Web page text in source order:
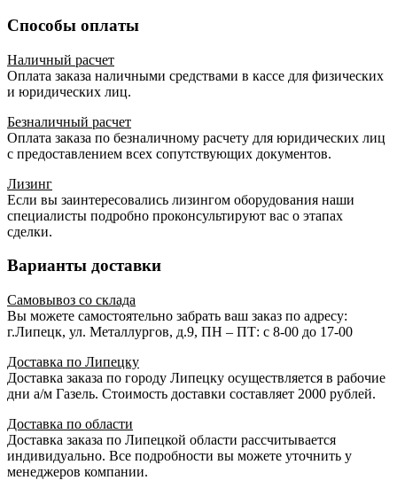
Способы оплаты
Наличный расчет
Оплата заказа наличными средствами в кассе для физических
и юридических лиц.
Безналичный расчет
Оплата заказа по безналичному расчету для юридических лиц
с предоставлением всех сопутствующих документов.
Лизинг
Если вы заинтересовались лизингом оборудования наши
специалисты подробно проконсультируют вас о этапах
сделки.
Варианты доставки
Самовывоз со склада
Вы можете самостоятельно забрать ваш заказ по адресу:
г.Липецк, ул. Металлургов, д.9, ПН – ПТ: с 8-00 до 17-00
Доставка по Липецку
Доставка заказа по городу Липецку осуществляется в рабочие
дни а/м Газель. Стоимость доставки составляет 2000 рублей.
Доставка по области
Доставка заказа по Липецкой области рассчитывается
индивидуально. Все подробности вы можете уточнить у
менеджеров компании.